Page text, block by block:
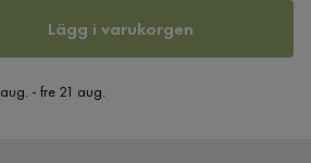
Lägg i varukorgen
- fre 21 aug.